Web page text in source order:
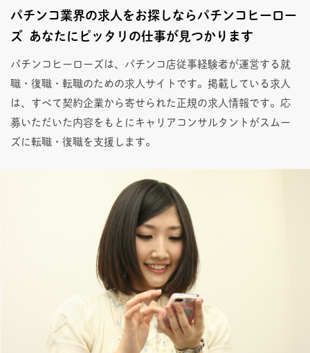
パチンコ業界の求人をお探しならパチンコヒーロー
ズ あなたにピッタリの仕事が見つかります
パチンコヒーローズは、パチンコ店従事経験者が運営する就
職・復職・転職のための求人サイトです。掲載している求人
は、すべて契約企業から寄せられた正規の求人情報です。応
募いただいた内容をもとにキャリアコンサルタントがスムー
ズに転職・復職を支援します。